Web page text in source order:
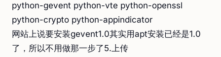
python-gevent python-vte python-openssl
python-crypto python-appindicator
网站上说要安装gevent1.0其实用apt安装已经是1.0
了，所以不用做那一步了5.上传